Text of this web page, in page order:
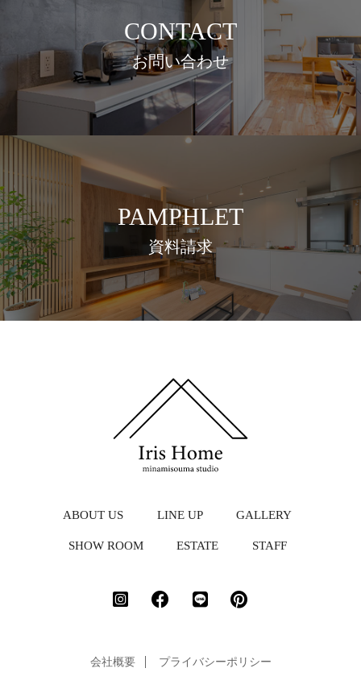
CONTACT
お問い合わせ
PAMPHLET
資料請求
ABOUT US LINE UP GALLERY
SHOW ROOM ESTATE STAFF
会社概要 プライバシーポリシー